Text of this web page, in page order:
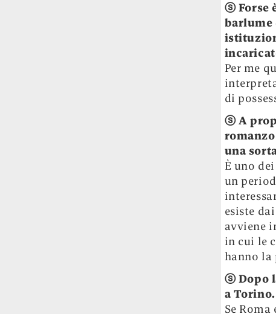
ⓢForse
barlume
Per me
di
ⓢA
una
È uno
un
esiste
avviene
in cui le
hanno
ⓢDopo
a
Se